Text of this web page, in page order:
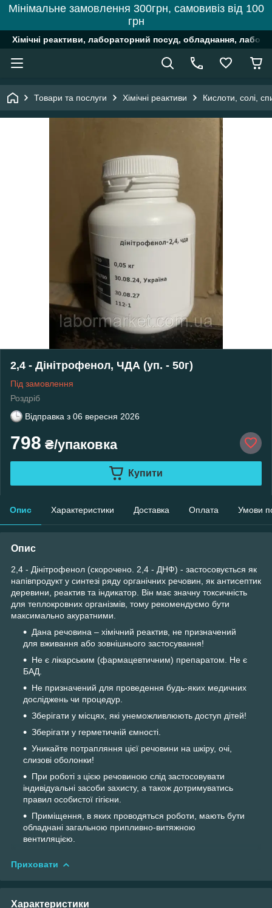
Мінімальне замовлення 300грн, самовивіз від 100
грн
Хімічні реактиви, лабораторний посуд, обладнання,
Товари та послуги Хімічні реактиви Кислоти, солі,
2,4 - Дінітрофенол, ЧДА (уп. - 50г)
Під замовлення
Роздріб
Відправка з 06 вересня 2026
798 ₴/упаковка
Купити
Опис Характеристики Доставка Оплата Умови
Опис
2,4 - Дінітрофенол (скорочено. 2,4 - ДНФ) - застосовується як
напівпродукт у синтезі ряду органічних речовин, як антисептик
деревини, реактив та індикатор. Він має значну токсичність
для теплокровних організмів, тому рекомендуємо бути
максимально акуратними.
Дана речовина – хімічний реактив, не призначений
для вживання або зовнішнього застосування!
Не є лікарським (фармацевтичним) препаратом. Не є
БАД.
Не призначений для проведення будь-яких медичних
досліджень чи процедур.
Зберігати у місцях, які унеможливлюють доступ дітей!
Зберігати у герметичній ємності.
Уникайте потрапляння цієї речовини на шкіру, очі,
слизові оболонки!
При роботі з цією речовиною слід застосовувати
індивідуальні засоби захисту, а також дотримуватись
правил особистої гігієни.
Приміщення, в яких проводяться роботи, мають бути
обладнані загальною припливно-витяжною
вентиляцією.
Приховати
Характеристики